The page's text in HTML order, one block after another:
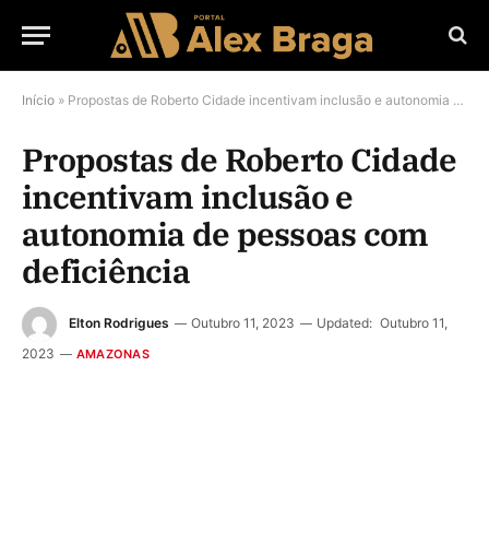
Início » Propostas de Roberto Cidade incentivam inclusão e autonomia de pessoas com deficiência
Propostas de Roberto Cidade
incentivam inclusão e
autonomia de pessoas com
deficiência
Elton Rodrigues Outubro 11, 2023 Updated: Outubro 11,
2023
AMAZONAS